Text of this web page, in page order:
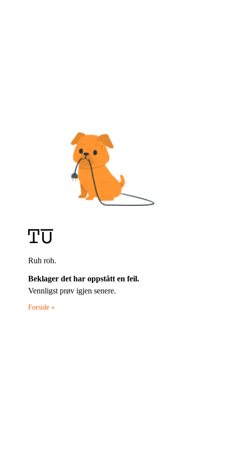
Ruh roh.
Beklager det har oppstått en feil.
Vennligst prøv igjen senere.
Forside »